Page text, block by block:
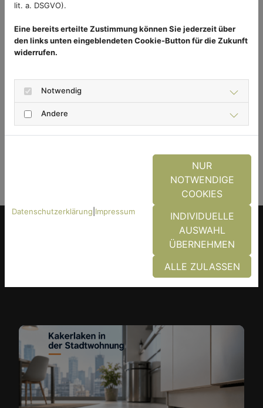
ZURÜCK
Ob es also darum geht, das Haus durch
sicherer zu machen, den Komfort durch
automatisierte Heizungen und Lichtschalter zu
steuern. Die Technik entwickelt sich immer weiter
und bietet nun auch für Insektenschutzgitter
interessante und komfortable Lösungen.
Das könnte Sie auch
lit. a. DSGVO).
Eine bereits erteilte Zustimmung können Sie jederzeit über
den links unten eingeblendeten Cookie-Button für die Zukunft
widerrufen.
Notwendig
Andere
Datenschutzerklärung Impressum
NUR
NOTWENDIGE
COOKIES
INDIVIDUELLE
AUSWAHL
ÜBERNEHMEN
ALLE ZULASSEN